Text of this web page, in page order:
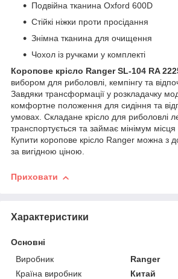
Подвійна тканина Oxford 600D
Стійкі ніжки проти просідання
Знімна тканина для очищення
Чохол із ручками у комплекті
Коропове крісло Ranger SL-104 RA
вибором для риболовлі, кемпінгу та
Завдяки трансформації у розкладачку
комфортне положення для сидіння та
умовах. Складане крісло для риболовлі
транспортується та займає мінімум місця
Купити коропове крісло Ranger можна з
за вигідною ціною.
Приховати
Характеристики
Основні
Виробник
Ranger
Країна виробник
Китай